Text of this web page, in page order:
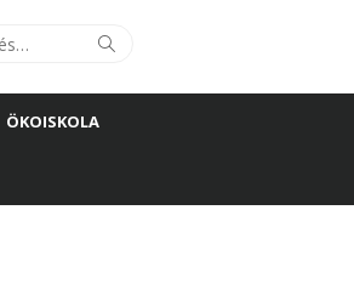
Search
ÖKOISKOLA